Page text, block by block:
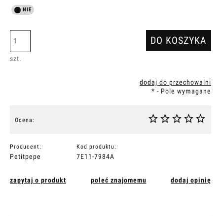
szt.
DO KOSZYKA
dodaj do przechowalni
* - Pole wymagane
Ocena:
Producent:
Petitpepe
Kod produktu:
7E11-7984A
zapytaj o produkt poleć znajomemu dodaj opinię